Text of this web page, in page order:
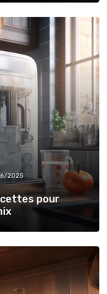
2025
pour